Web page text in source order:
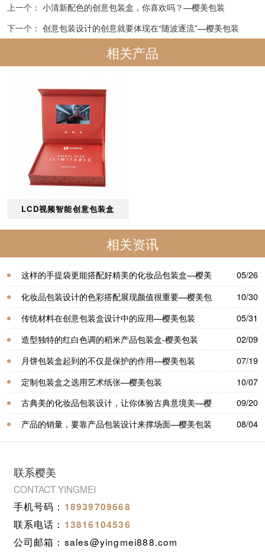
上一个： 小清新配色的创意包装盒，你喜欢吗？—樱美包装
下一个： 创意包装设计的创意就要体现在“随波逐流”—樱美包装
相关产品
LCD视频智能创意包装盒
相关资讯
这样的手提袋更能搭配好精美的化妆品包装盒—樱美
包装
05/26
化妆品包装设计的色彩搭配展现颜值很重要—樱美包
装
10/30
传统材料在创意包装盒设计中的应用—樱美包装
05/31
造型独特的红白色调的稻米产品包装盒-樱美包装
02/09
月饼包装盒起到的不仅是保护的作用—樱美包装
07/19
定制包装盒之选用艺术纸张—樱美包装
10/07
古典美的化妆品包装设计，让你体验古典意境美—樱
美包装
09/20
产品的销量，要靠产品包装设计来撑场面—樱美包装
08/04
联系樱美
CONTACT YINGMEI
手机号码： 18939709668
联系电话： 13816104536
公司邮箱：sales@yingmei888.com